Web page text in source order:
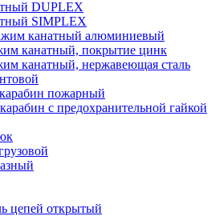
DUPLEX
SIMPLEX
канатный алюминиевый
канатный, покрытие цинк
канатный, нержавеющая сталь
пожарный
с предохранительной гайкой
цепей открытый